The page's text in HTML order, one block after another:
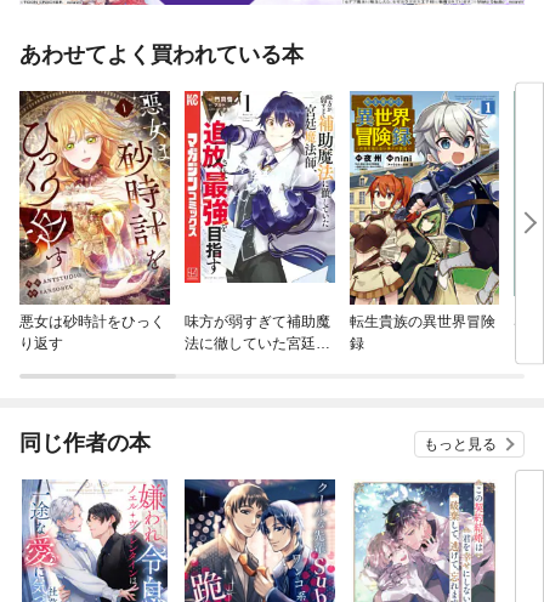
あわせてよく買われている本
悪女は砂時計をひっく
り返す
味方が弱すぎて補助魔
法に徹していた宮廷魔
転生貴族の異世界冒険
録
同じ作者の本 もっと見る